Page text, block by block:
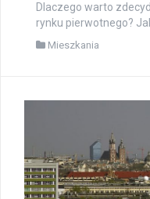
Dlaczego warto
rynku pierwotnego?
Mieszkania